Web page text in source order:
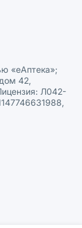
данных
«еАптека»;
42,
Л042-